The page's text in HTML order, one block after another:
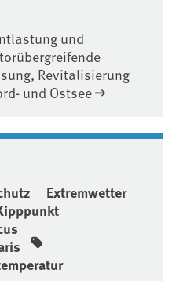
und
Revitalisierung
und Ostsee
Extremwetter